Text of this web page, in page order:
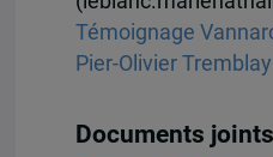
Témoignage
Pier-Olivier Tremblay
Documents joints